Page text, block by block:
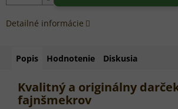
Detailné informácie
Popis Hodnotenie Diskusia
Kvalitný a originálny
fajnšmekrov